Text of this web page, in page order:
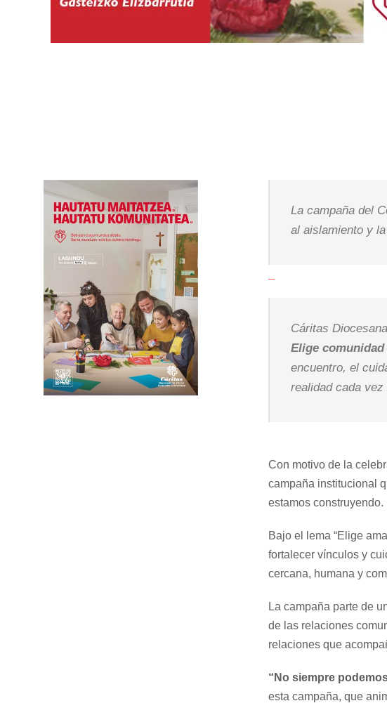
La campaña del
al aislamiento y
Cáritas
Elige comunidad
encuentro, el
realidad cada
Con motivo de la
campaña institucional
estamos construyendo.
Bajo el lema “Elige
fortalecer vínculos y
cercana, humana y
La campaña parte de
de las relaciones
relaciones que
“No siempre
esta campaña, que